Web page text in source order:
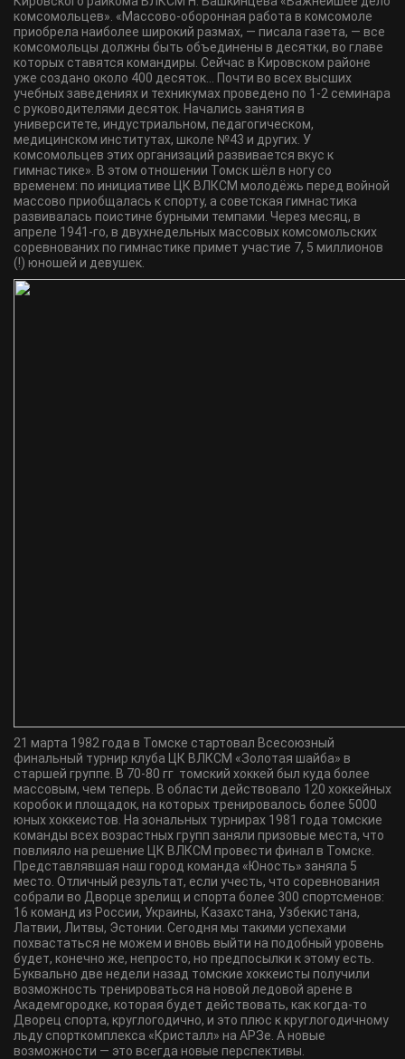
комсомольцев». «Массово-оборонная работа в комсомоле
приобрела наиболее широкий размах, — писала газета, — все
комсомольцы должны быть объединены в десятки, во главе
которых ставятся командиры. Сейчас в Кировском районе
уже создано около 400 десяток… Почти во всех высших
учебных заведениях и техникумах проведено по 1-2 семинара
с руководителями десяток. Начались занятия в
университете, индустриальном, педагогическом,
медицинском институтах, школе №43 и других. У
комсомольцев этих организаций развивается вкус к
гимнастике». В этом отношении Томск шёл в ногу со
временем: по инициативе ЦК ВЛКСМ молодёжь перед войной
массово приобщалась к спорту, а советская гимнастика
развивалась поистине бурными темпами. Через месяц, в
апреле 1941-го, в двухнедельных массовых комсомольских
соревнованих по гимнастике примет участие 7, 5 миллионов
(!) юношей и девушек.
21 марта 1982 года в Томске стартовал Всесоюзный
финальный турнир клуба ЦК ВЛКСМ «Золотая шайба» в
старшей группе. В 70-80 гг томский хоккей был куда более
массовым, чем теперь. В области действовало 120 хоккейных
коробок и площадок, на которых тренировалось более 5000
юных хоккеистов. На зональных турнирах 1981 года томские
команды всех возрастных групп заняли призовые места, что
повлияло на решение ЦК ВЛКСМ провести финал в Томске.
Представлявшая наш город команда «Юность» заняла 5
место. Отличный результат, если учесть, что соревнования
собрали во Дворце зрелищ и спорта более 300 спортсменов:
16 команд из России, Украины, Казахстана, Узбекистана,
Латвии, Литвы, Эстонии. Сегодня мы такими успехами
похвастаться не можем и вновь выйти на подобный уровень
будет, конечно же, непросто, но предпосылки к этому есть.
Буквально две недели назад томские хоккеисты получили
возможность тренироваться на новой ледовой арене в
Академгородке, которая будет действовать, как когда-то
Дворец спорта, круглогодично, и это плюс к круглогодичному
льду спорткомплекса «Кристалл» на АРЗе. А новые
возможности — это всегда новые перспективы.